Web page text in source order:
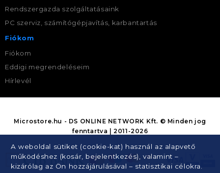
Rendszergazda szolgáltatásaink
PC szerviz, számítógépjavítás, karbantartás
Fiókom
Fiókom
Eddigi megrendeléseim
Hírlevél
A weboldal sütiket (cookie-kat) használ az alapvető
működéshez (kosár, bejelentkezés), valamint –
kizárólag az Ön hozzájárulásával – statisztikai célokra.
Microstore.hu - DS ONLINE NETWORK Kft. © Minden jog
fenntartva | 2011-2026